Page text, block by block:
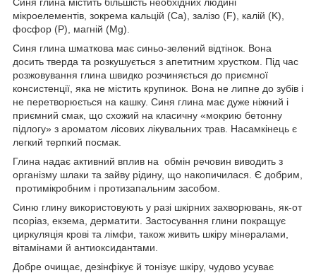
мікроелементів, зокрема кальцій (Ca), залізо (F), калій (K),
фосфор (P), магній (Mg).
Синя глина шматкова має синьо-зелений відтінок. Вона
досить тверда та розкушується з апетитним хрустком. Під час
розжовування глина швидко розчиняється до приємної
консистенції, яка не містить крупинок. Вона не липне до зубів і
не перетворюється на кашку. Синя глина має дуже ніжний і
приємний смак, що схожий на класичну «мокрию бетонну
підлогу» з ароматом лісових лікувальних трав. Насамкінець є
легкий терпкий посмак.
Глина надає активний вплив на обмін речовин виводить з
організму шлаки та зайву рідину, що накопичилася. Є добрим,
протимікробним і протизапальним засобом.
Синю глину використовують у разі шкірних захворювань, як-от
псоріаз, екзема, дерматити. Застосування глини покращує
циркуляція крові та лімфи, також живить шкіру мінералами,
вітамінами й антиоксидантами.
Добре очищає, дезінфікує й тонізує шкіру, чудово усуває